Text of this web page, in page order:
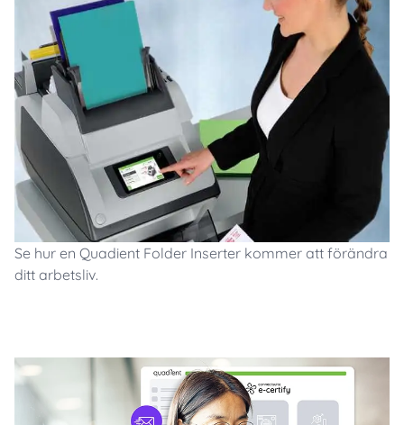
Se hur en Quadient Folder Inserter kommer att förändra
ditt arbetsliv.